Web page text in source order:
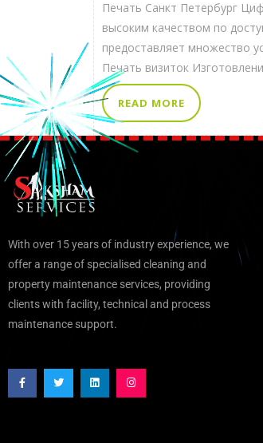
Печать Санкт Петербург
высоким качеством по
предоставляет множество
Печать визиток
READ MORE
With over 15 years of industry experience, we
offer a range of specialised cleaning and
property maintenance services, providing
clients with facility, technical and process
maintenance support.